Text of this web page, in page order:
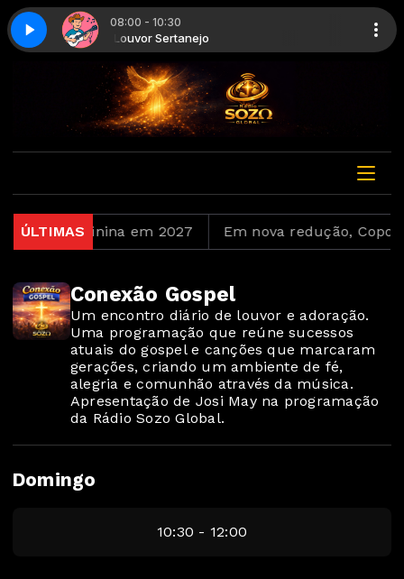
08:00 - 10:30
Louvor Sertanejo
5 Louvor sertanejo - Parte 5
ÚLTIMAS
Copa Feminina em 2027 Em nova redução,
Conexão Gospel
Um encontro diário de louvor e adoração.
Uma programação que reúne sucessos
atuais do gospel e canções que marcaram
gerações, criando um ambiente de fé,
alegria e comunhão através da música.
Apresentação de Josi May na programação
da Rádio Sozo Global.
Domingo
10:30 - 12:00